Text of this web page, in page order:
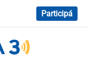
Participá